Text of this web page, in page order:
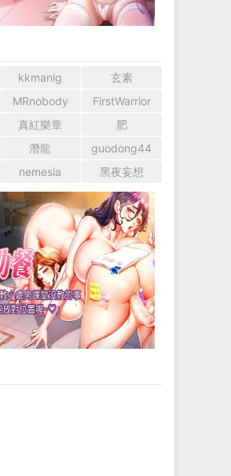
kkmanlg
玄素
MRnobody
FirstWarrior
真紅樂章
肥
潛龍
guodong44
nemesia 黑夜妄想